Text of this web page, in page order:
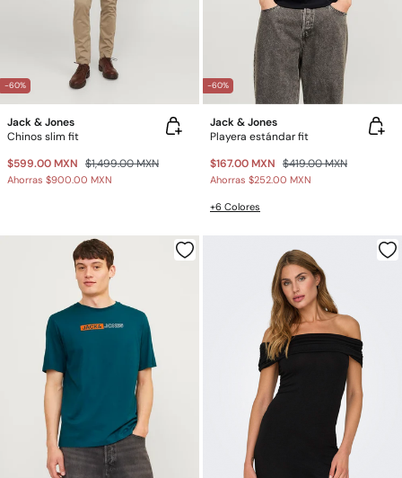
-60%
Jack & Jones
Chinos slim fit
$599.00 MXN $1,499.00 MXN
Ahorras $900.00 MXN
-60%
Jack & Jones
Playera estándar fit
$167.00 MXN $419.00 MXN
Ahorras $252.00 MXN
+6 Colores